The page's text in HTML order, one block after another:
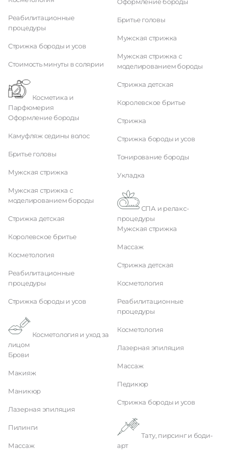
Реабилитационные
процедуры
Стрижка бороды и усов
Стоимость минуты в солярии
Парфюмерия
Оформление бороды
Камуфляж седины волос
Бритье головы
Мужская стрижка
Мужская стрижка с
моделированием бороды
Стрижка детская
Королевское бритье
Косметология
Реабилитационные
процедуры
Стрижка бороды и усов
лицом
Брови
Макияж
Маникюр
Лазерная эпиляция
Пилинги
Массаж
Бритье головы
Мужская стрижка
Мужская стрижка с
моделированием бороды
Стрижка детская
Королевское бритье
Стрижка
Стрижка бороды и усов
Тонирование бороды
Укладка
процедуры
Мужская стрижка
Массаж
Стрижка детская
Косметология
Реабилитационные
процедуры
Косметология
Лазерная эпиляция
Массаж
Педикюр
Стрижка бороды и усов
арт